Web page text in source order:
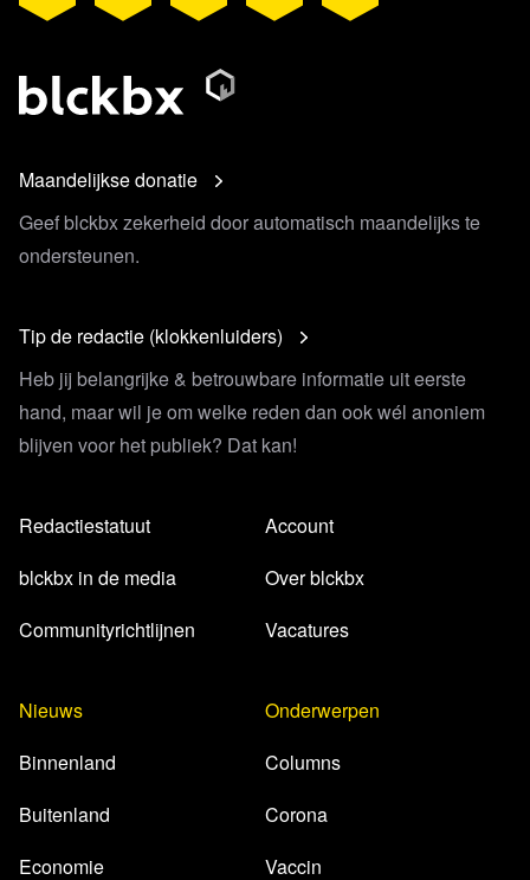
Maandelijkse donatie
Geef blckbx zekerheid door automatisch maandelijks te
ondersteunen.
Tip de redactie (klokkenluiders)
Heb jij belangrijke & betrouwbare informatie uit eerste
hand, maar wil je om welke reden dan ook wél anoniem
blijven voor het publiek? Dat kan!
Redactiestatuut
blckbx in de media
Communityrichtlijnen
Account
Over blckbx
Vacatures
Nieuws
Binnenland
Buitenland
Economie
Onderwerpen
Columns
Corona
Vaccin